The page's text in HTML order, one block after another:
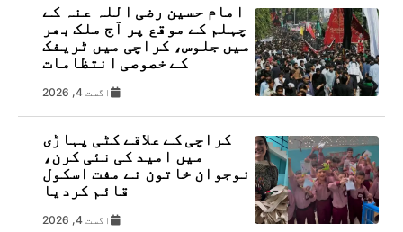
امام حسین رضی اللہ عنہ کے
چہلم کے موقع پر آج ملک بھر
میں جلوس، کراچی میں ٹریفک
کے خصوصی انتظامات
اگست 4, 2026
کراچی کے علاقے کٹی پہاڑی
میں امید کی نئی کرن،
نوجوان خاتون نے مفت اسکول
قائم کردیا
اگست 4, 2026